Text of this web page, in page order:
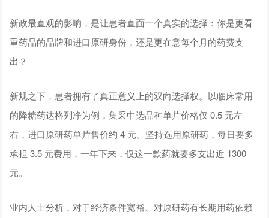
新政最直观的影响，是让患者直面一个真实的选择：你是更看
重药品的品牌和进口原研身份，还是更在意每个月的药费支
出？
新规之下，患者拥有了真正意义上的双向选择权。以临床常用
的降糖药达格列净为例，集采中选品种单片价格仅 0.5 元左
右，进口原研药单片售价约 4 元。坚持选用原研药，每日要多
承担 3.5 元费用，一年下来，仅这一款药就要多支出近 1300
元。
业内人士分析，对于经济条件宽裕、对原研药有长期用药依赖